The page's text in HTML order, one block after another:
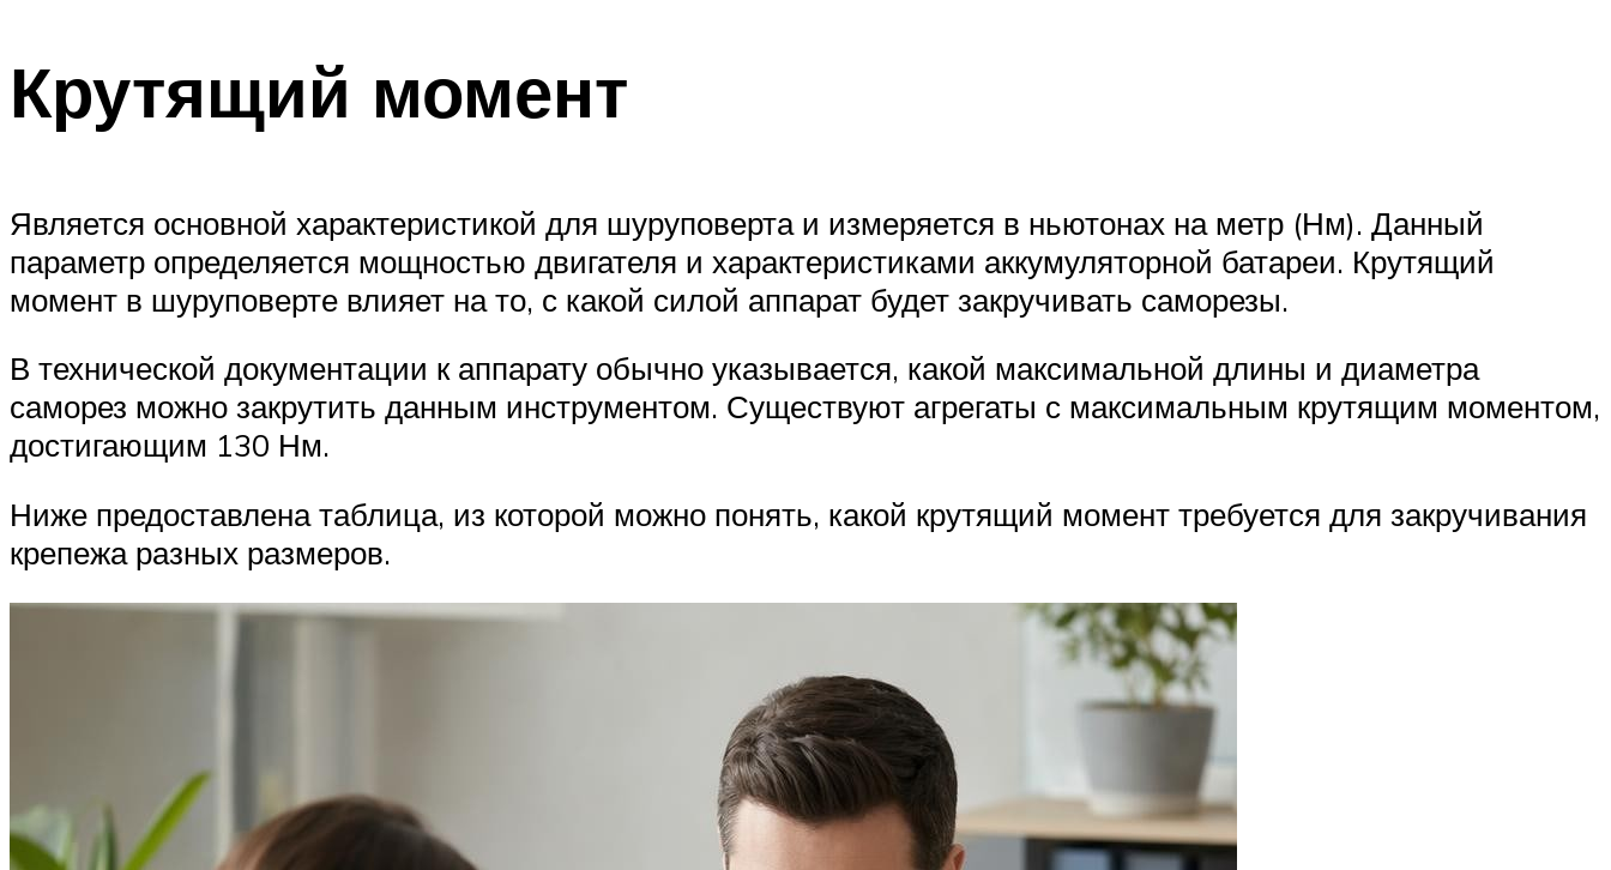
Крутящий момент
Является основной характеристикой для шуруповерта и измеряется в ньютонах на метр (Нм). Данный
параметр определяется мощностью двигателя и характеристиками аккумуляторной батареи. Крутящий
момент в шуруповерте влияет на то, с какой силой аппарат будет закручивать саморезы.
В технической документации к аппарату обычно указывается, какой максимальной длины и диаметра
саморез можно закрутить данным инструментом. Существуют агрегаты с максимальным крутящим моментом,
достигающим 130 Нм.
Ниже предоставлена таблица, из которой можно понять, какой крутящий момент требуется для закручивания
крепежа разных размеров.